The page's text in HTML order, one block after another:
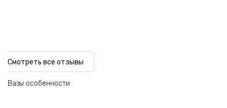
Смотреть все отзывы
Вазы особенности